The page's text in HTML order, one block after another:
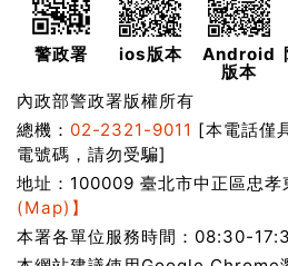
警政署 ios版本
Android
版本
內政部警政署版權所有
總機： 02-2321-9011 [本電話僅
電號碼，請勿受騙]
地址：100009 臺北市中正區忠孝
(Map)】
本署各單位服務時間：08:30-